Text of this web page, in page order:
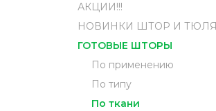
АКЦИИ!!!
НОВИНКИ ШТОР И ТЮЛЯ
ГОТОВЫЕ ШТОРЫ
По применению
По типу
По ткани